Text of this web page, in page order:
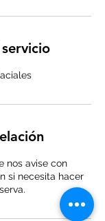
nos avise con
si necesita hacer